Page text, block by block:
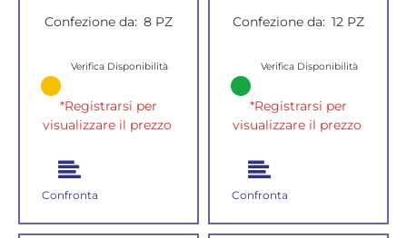
Confezione da: 8 PZ
Verifica Disponibilità
*Registrarsi per
visualizzare il prezzo
Confronta
Confezione da: 12 PZ
Verifica Disponibilità
*Registrarsi per
visualizzare il prezzo
Confronta